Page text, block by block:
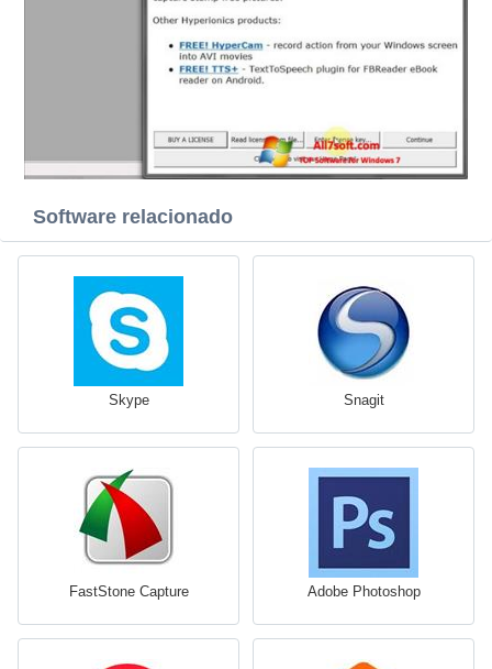
Software relacionado
Skype Snagit
FastStone Capture Adobe Photoshop